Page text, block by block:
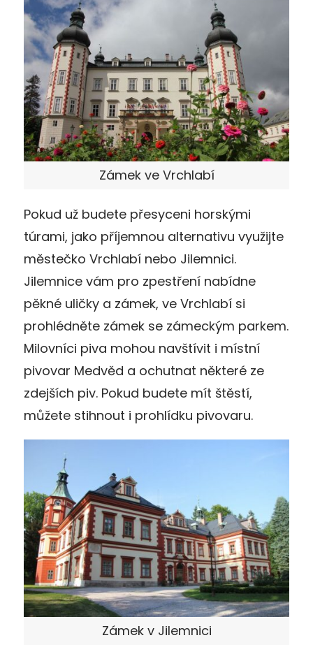
Zámek ve Vrchlabí
Pokud už budete přesyceni horskými
túrami, jako příjemnou alternativu využijte
městečko Vrchlabí nebo Jilemnici.
Jilemnice vám pro zpestření nabídne
pěkné uličky a zámek, ve Vrchlabí si
prohlédněte zámek se zámeckým parkem.
Milovníci piva mohou navštívit i místní
pivovar Medvěd a ochutnat některé ze
zdejších piv. Pokud budete mít štěstí,
můžete stihnout i prohlídku pivovaru.
Zámek v Jilemnici